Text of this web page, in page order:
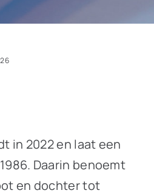
in 2022 en laat een
Daarin benoemt
en dochter tot